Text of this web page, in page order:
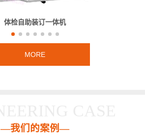
体检自助装订一体机
MORE
—我们的案例—